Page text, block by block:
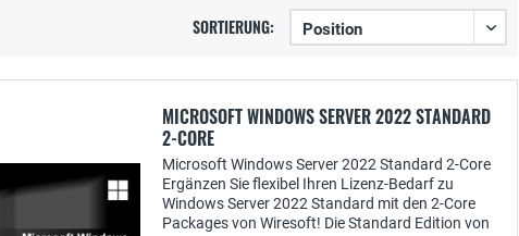
SORTIERUNG:
MICROSOFT WINDOWS SERVER 2022 STANDARD
2-CORE
Microsoft Windows Server 2022 Standard 2-Core
Ergänzen Sie flexibel Ihren Lizenz-Bedarf zu
Windows Server 2022 Standard mit den 2-Core
Packages von Wiresoft! Die Standard Edition von